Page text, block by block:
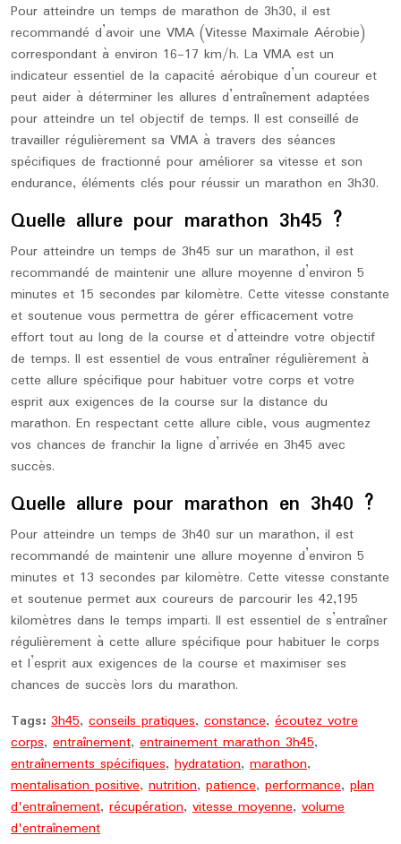
Pour atteindre un temps de marathon de 3h30, il est
recommandé d’avoir une VMA (Vitesse Maximale Aérobie)
correspondant à environ 16-17 km/h. La VMA est un
indicateur essentiel de la capacité aérobique d’un coureur et
peut aider à déterminer les allures d’entraînement adaptées
pour atteindre un tel objectif de temps. Il est conseillé de
travailler régulièrement sa VMA à travers des séances
spécifiques de fractionné pour améliorer sa vitesse et son
endurance, éléments clés pour réussir un marathon en 3h30.
Quelle allure pour marathon 3h45 ?
Pour atteindre un temps de 3h45 sur un marathon, il est
recommandé de maintenir une allure moyenne d’environ 5
minutes et 15 secondes par kilomètre. Cette vitesse constante
et soutenue vous permettra de gérer efficacement votre
effort tout au long de la course et d’atteindre votre objectif
de temps. Il est essentiel de vous entraîner régulièrement à
cette allure spécifique pour habituer votre corps et votre
esprit aux exigences de la course sur la distance du
marathon. En respectant cette allure cible, vous augmentez
vos chances de franchir la ligne d’arrivée en 3h45 avec
succès.
Quelle allure pour marathon en 3h40 ?
Pour atteindre un temps de 3h40 sur un marathon, il est
recommandé de maintenir une allure moyenne d’environ 5
minutes et 13 secondes par kilomètre. Cette vitesse constante
et soutenue permet aux coureurs de parcourir les 42,195
kilomètres dans le temps imparti. Il est essentiel de s’entraîner
régulièrement à cette allure spécifique pour habituer le corps
et l’esprit aux exigences de la course et maximiser ses
chances de succès lors du marathon.
Tags: 3h45, conseils pratiques, constance, écoutez votre
corps, entraînement, entrainement marathon 3h45,
entraînements spécifiques, hydratation, marathon,
mentalisation positive, nutrition, patience, performance, plan
d'entraînement, récupération, vitesse moyenne, volume
d'entraînement